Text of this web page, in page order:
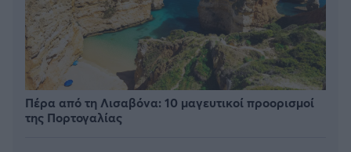
Πέρα από τη Λισαβόνα: 10 μαγευτικοί προορισμοί
της Πορτογαλίας